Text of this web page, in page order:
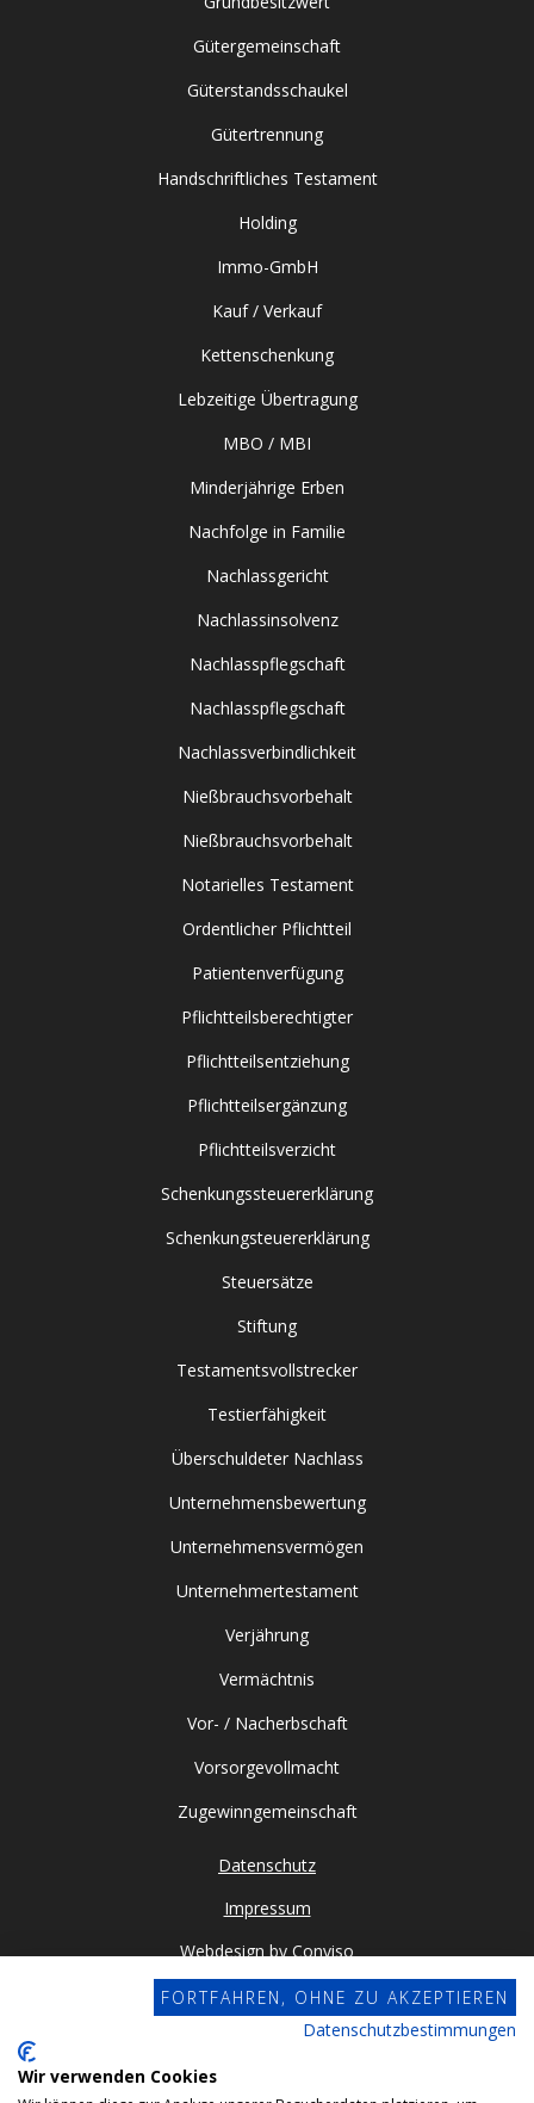
Gütergemeinschaft
Güterstandsschaukel
Gütertrennung
Handschriftliches Testament
Holding
Immo-GmbH
Kauf / Verkauf
Kettenschenkung
Lebzeitige Übertragung
MBO / MBI
Minderjährige Erben
Nachfolge in Familie
Nachlassgericht
Nachlassinsolvenz
Nachlasspflegschaft
Nachlasspflegschaft
Nachlassverbindlichkeit
Nießbrauchsvorbehalt
Nießbrauchsvorbehalt
Notarielles Testament
Ordentlicher Pflichtteil
Patientenverfügung
Pflichtteilsberechtigter
Pflichtteilsentziehung
Pflichtteilsergänzung
Pflichtteilsverzicht
Schenkungssteuererklärung
Schenkungsteuererklärung
Steuersätze
Stiftung
Testamentsvollstrecker
Testierfähigkeit
Überschuldeter Nachlass
Unternehmensbewertung
Unternehmensvermögen
Unternehmertestament
Verjährung
Vermächtnis
Vor- / Nacherbschaft
Vorsorgevollmacht
Zugewinngemeinschaft
© 2024 Gehrlein & Kollegen GbR. All rights reserved.
Datenschutz
Impressum
Webdesign by Conviso
FORTFAHREN, OHNE ZU AKZEPTIEREN
Datenschutzbestimmungen
Wir verwenden Cookies